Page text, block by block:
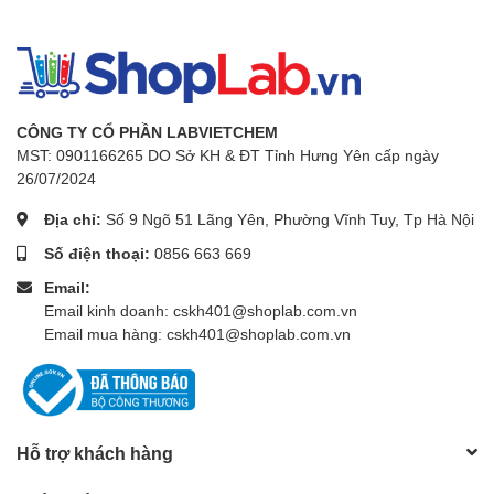
CÔNG TY CỔ PHẦN LABVIETCHEM
MST: 0901166265 DO Sở KH & ĐT Tỉnh Hưng Yên cấp ngày
26/07/2024
Địa chỉ: Số 9 Ngõ 51 Lãng Yên, Phường Vĩnh Tuy, Tp Hà Nội
Số điện thoại: 0856 663 669
Email:
Email kinh doanh: cskh401@shoplab.com.vn
Email mua hàng: cskh401@shoplab.com.vn
Hỗ trợ khách hàng